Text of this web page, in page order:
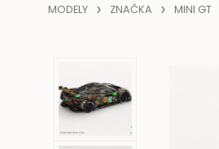
MODELY ZNAČKA MINI GT